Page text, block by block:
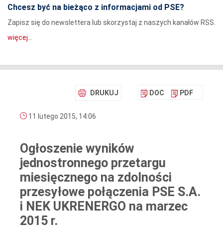
Chcesz być na bieżąco z informacjami od PSE?
Zapisz się do newslettera lub skorzystaj z naszych kanałów RSS.
więcej...
DRUKUJ DOC PDF
11 lutego 2015, 14:06
Ogłoszenie wyników
jednostronnego przetargu
miesięcznego na zdolności
przesyłowe połączenia PSE S.A.
i NEK UKRENERGO na marzec
2015 r.